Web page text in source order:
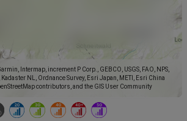
Intermap, increment P Corp., GEBCO, USGS, FAO, NPS,
Kadaster NL, Ordnance Survey, Esri Japan, METI, Esri China
contributors, and the GIS User Community